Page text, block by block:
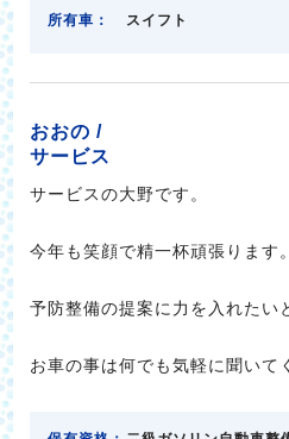
所有車：
スイフト
おおの /
サービス
サービスの大野です。
今年も笑顔で精一杯頑張ります。
予防整備の提案に力を入れたい
お車の事は何でも気軽に聞いて